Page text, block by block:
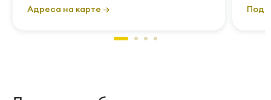
Адреса на карте →